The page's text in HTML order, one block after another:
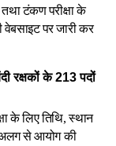
तथा टंकण परीक्षा के
पर जारी कर
रक्षकों के 213 पदों
के लिए तिथि, स्थान
अलग से आयोग की